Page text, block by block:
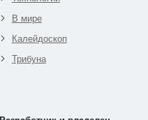
В мире
Калейдоскоп
Трибуна